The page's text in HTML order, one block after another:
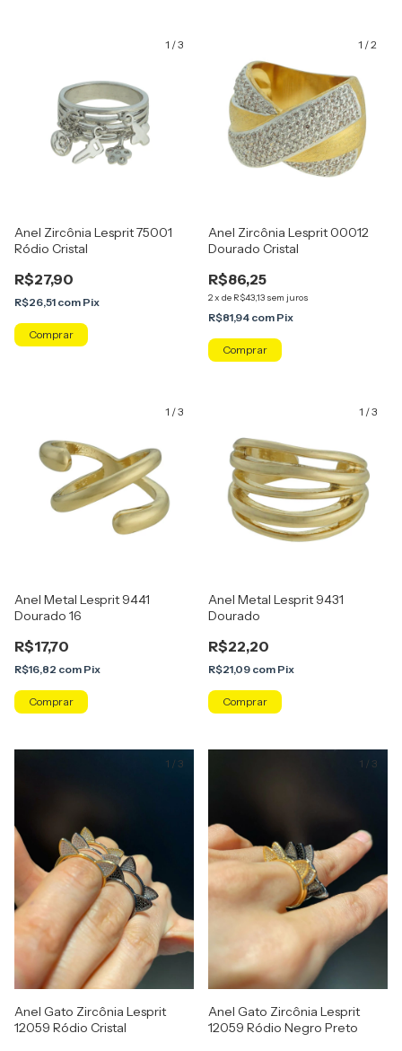
1 /3
Anel Zircônia Lesprit 75001
Ródio Cristal
R$27,90
R$26,51 com Pix
Comprar
1 /2
Anel Zircônia Lesprit 00012
Dourado Cristal
R$86,25
2x de R$43,13 sem juros
R$81,94 com Pix
Comprar
1 /3
Anel Metal Lesprit 9441
Dourado 16
R$17,70
R$16,82 com Pix
Comprar
1 /3
Anel Metal Lesprit 9431
Dourado
R$22,20
R$21,09 com Pix
1 / 3
Anel Gato Zircônia Lesprit
12059 Ródio Cristal
1 / 3
Anel Gato Zircônia Lesprit
12059 Ródio Negro Preto